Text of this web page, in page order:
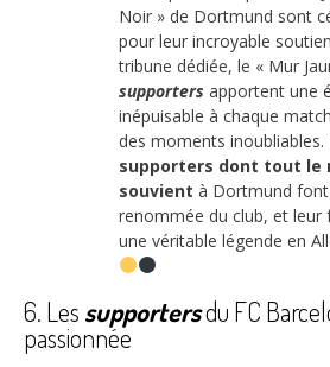
Noir » de Dortmund sont
pour leur incroyable
tribune dédiée, le « Mur
supporters apportent une
inépuisable à chaque
des moments inoubliables.
supporters dont tout le
souvient à Dortmund
renommée du club, et leur
une véritable légende en
6. Les supportersdu FC
passionnée